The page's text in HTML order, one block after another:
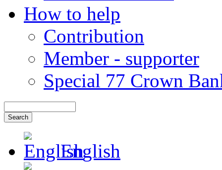
How to help
Contribution
Member - supporter
Special 77 Crown
English